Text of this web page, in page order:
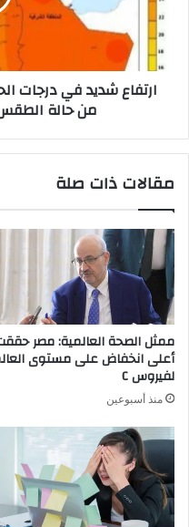
السعودية»
تحذر
من
حالةارتفاع شديد في درجات
من حالة
مقالات ذات صلة
ممثل الصحة العالمية: مصر
أعلى انخفاض على مستوى
لفيروس C
منذ أسبوعين